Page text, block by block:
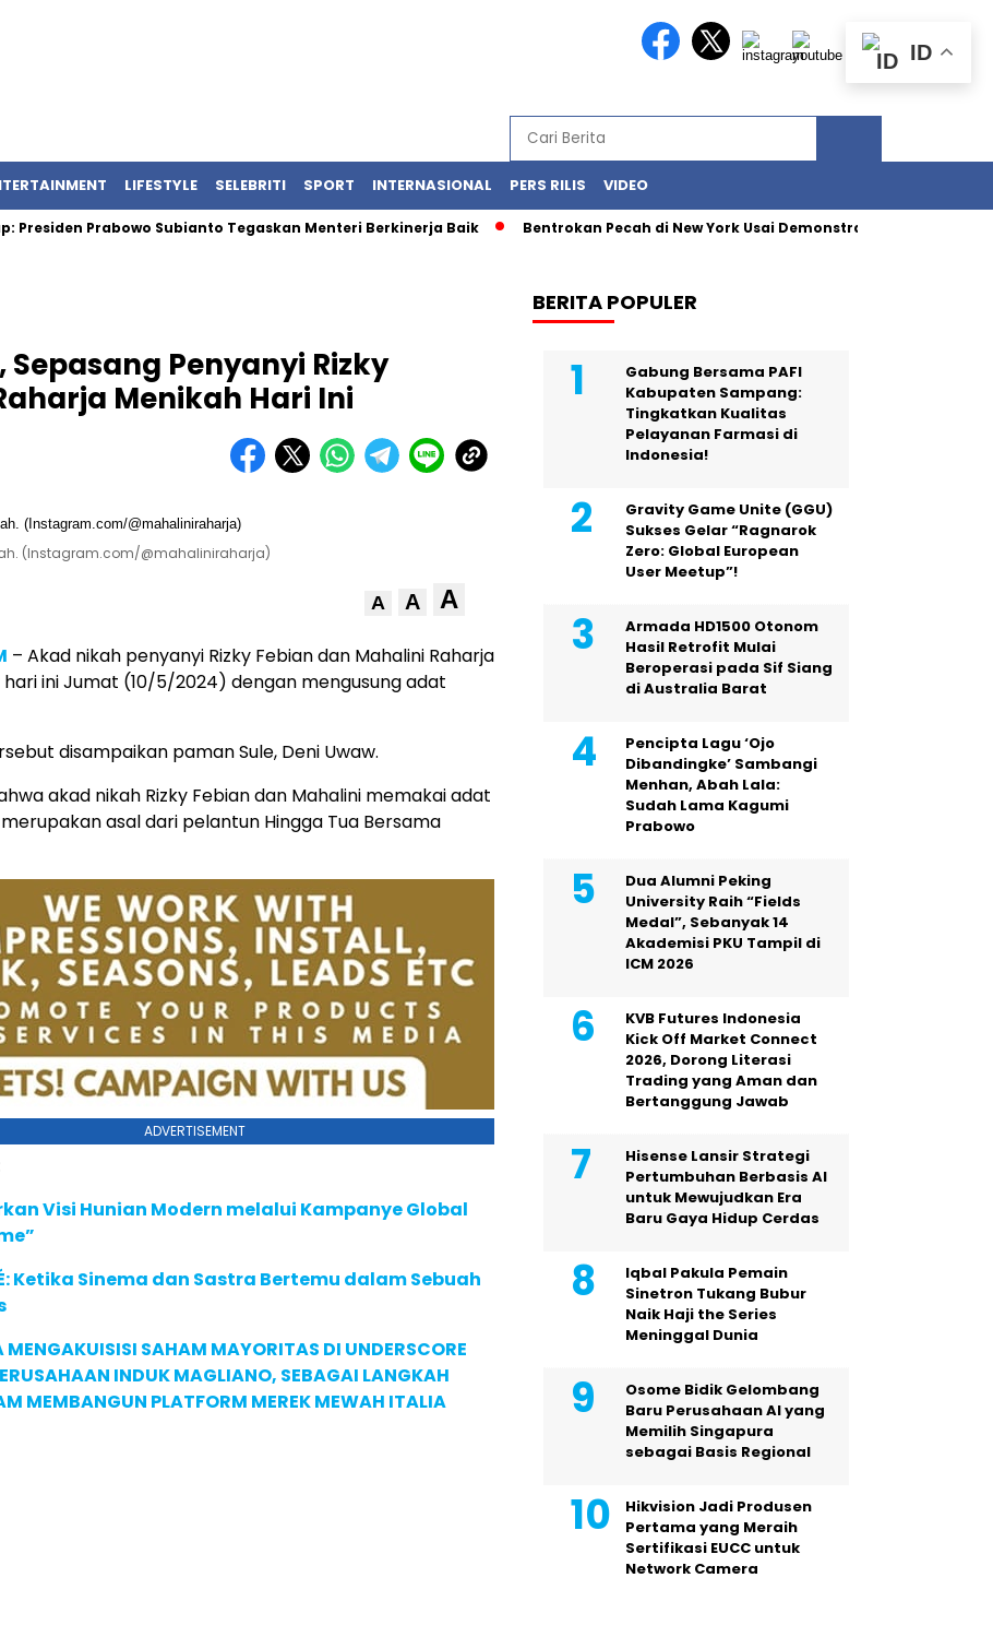
LIFESTYLE SELEBRITI SPORT INTERNASIONAL PERS RILIS VIDEO
Prabowo Subianto Tegaskan Menteri Berkinerja Baik Bentrokan Pecah di New York Usai Demonstrasi Tolak Penangkapan
Penyanyi Rizky
Menikah Hari Ini
(Instagram.com/@mahaliniraharja)
A A A
– Akad nikah penyanyi Rizky Febian dan Mahalini Raharja
ini Jumat (10/5/2024) dengan mengusung adat
disampaikan paman Sule, Deni Uwaw.
akad nikah Rizky Febian dan Mahalini memakai adat
asal dari pelantun Hingga Tua Bersama
ADVERTISEMENT
Visi Hunian Modern melalui Kampanye Global
Ketika Sinema dan Sastra Bertemu dalam Sebuah
SAHAM MAYORITAS DI UNDERSCORE
INDUK MAGLIANO, SEBAGAI LANGKAH
MEMBANGUN PLATFORM MEREK MEWAH ITALIA
BERITA POPULER
Gabung Bersama PAFI
Kabupaten Sampang:
Tingkatkan Kualitas
Pelayanan Farmasi di
Indonesia!
Gravity Game Unite (GGU)
Sukses Gelar “Ragnarok
Zero: Global European
User Meetup”!
Armada HD1500 Otonom
Hasil Retrofit Mulai
Beroperasi pada Sif Siang
di Australia Barat
Pencipta Lagu ‘Ojo
Dibandingke’ Sambangi
Menhan, Abah Lala:
Sudah Lama Kagumi
Prabowo
Dua Alumni Peking
University Raih “Fields
Medal”, Sebanyak 14
Akademisi PKU Tampil di
ICM 2026
KVB Futures Indonesia
Kick Off Market Connect
2026, Dorong Literasi
Trading yang Aman dan
Bertanggung Jawab
Hisense Lansir Strategi
Pertumbuhan Berbasis AI
untuk Mewujudkan Era
Baru Gaya Hidup Cerdas
Iqbal Pakula Pemain
Sinetron Tukang Bubur
Naik Haji the Series
Meninggal Dunia
Osome Bidik Gelombang
Baru Perusahaan AI yang
Memilih Singapura
sebagai Basis Regional
Hikvision Jadi Produsen
Pertama yang Meraih
Sertifikasi EUCC untuk
Network Camera
ID